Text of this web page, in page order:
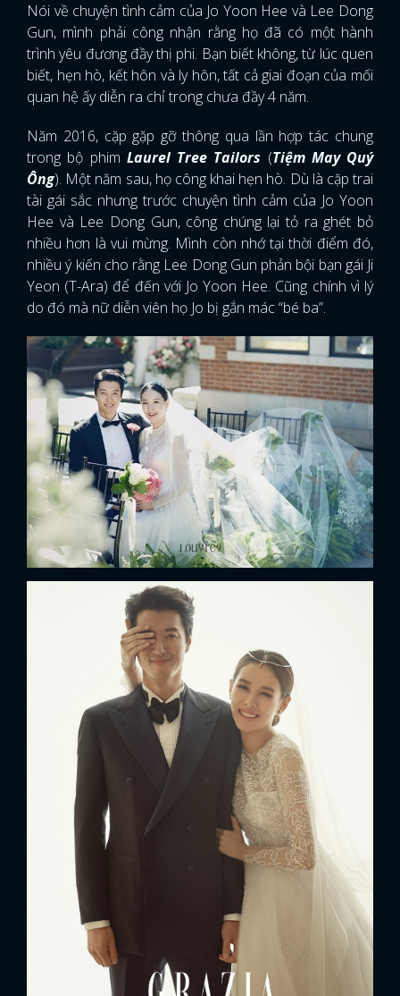
Nói về chuyện tình cảm của Jo Yoon Hee và Lee Dong
Gun, mình phải công nhận rằng họ đã có một hành
trình yêu đương đầy thị phi. Bạn biết không, từ lúc quen
biết, hẹn hò, kết hôn và ly hôn, tất cả giai đoạn của mối
quan hệ ấy diễn ra chỉ trong chưa đầy 4 năm.
Năm 2016, cặp gặp gỡ thông qua lần hợp tác chung
trong bộ phim Laurel Tree Tailors (Tiệm May Quý
Ông). Một năm sau, họ công khai hẹn hò. Dù là cặp trai
tài gái sắc nhưng trước chuyện tình cảm của Jo Yoon
Hee và Lee Dong Gun, công chúng lại tỏ ra ghét bỏ
nhiều hơn là vui mừng. Mình còn nhớ tại thời điểm đó,
nhiều ý kiến cho rằng Lee Dong Gun phản bội bạn gái Ji
Yeon (T-Ara) để đến với Jo Yoon Hee. Cũng chính vì lý
do đó mà nữ diễn viên họ Jo bị gắn mác “bé ba”.